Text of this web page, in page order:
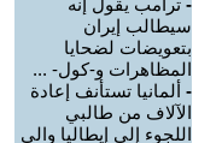
- ترامب يقول إنه
سيطالب إيران
بتعويضات لضحايا
المظاهرات و-كول- ...
- ألمانيا تستأنف إعادة
الآلاف من طالبي
اللجوء إلى إيطاليا والي